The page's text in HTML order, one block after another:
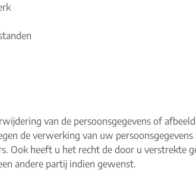
van de persoonsgegevens of
de verwerking van uw
Ook heeft u het recht de door u verstrekte
andere partij indien gewenst.